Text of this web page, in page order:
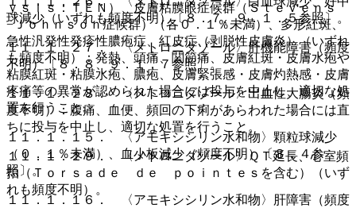
球減少（いずれも頻度不明）〔８．７、９．１．５参照〕。
１１．１．２７． 〈メトロニダゾール〉肝機能障害（頻度
不明）〔８．８、９．１．７参照〕。
１１．１．２８． 〈メトロニダゾール〉出血性大腸炎（頻
度不明）：腹痛、血便、頻回の下痢があらわれた場合には直
ちに投与を中止し、適切な処置を行うこと。
１１．１．２９． 〈メトロニダゾール〉ＱＴ延長、心室頻
拍（Ｔｏｒｓａｄｅ ｄｅ ｐｏｉｎｔｅｓを含む）（いず
れも頻度不明）。
ｙｓｉｓ：ＴＥＮ）、皮膚粘膜眼症候群（Ｓｔｅｖｅｎｓ
−Ｊｏｈｎｓｏｎ症候群）（各０．１％未満）、多形紅斑、
急性汎発性発疹性膿疱症、紅皮症（剥脱性皮膚炎）（いずれ
も頻度不明）：発熱、頭痛、関節痛、皮膚紅斑・皮膚水疱や
粘膜紅斑・粘膜水疱、膿疱、皮膚緊張感・皮膚灼熱感・皮膚
疼痛等の異常が認められた場合には投与を中止し、適切な処
置を行うこと。
１１．１．１５． 〈アモキシシリン水和物〉顆粒球減少
（０．１％未満）、血小板減少（頻度不明）〔８．４参
照〕。
１１．１．１６． 〈アモキシシリン水和物〉肝障害（頻度